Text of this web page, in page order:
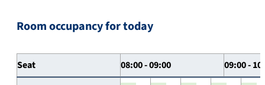
Room occupancy for today
Seat 08:00 - 09:00 09:00 -